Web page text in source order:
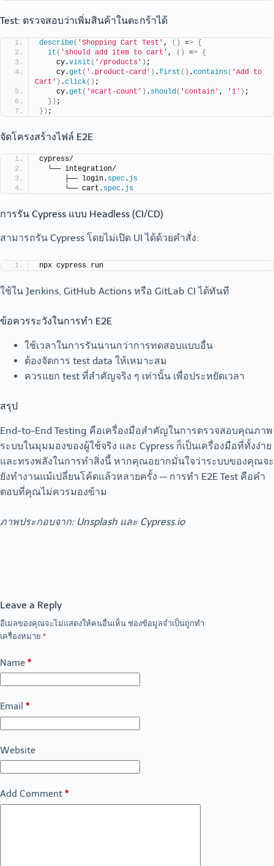
Test: ตรวจสอบว่าเพิ่มสินค้าในตะกร้าได้
describe( 'Shopping Cart Test' , () => {
it ( 'should add item to cart' , () => {
    cy.
visit ( '/products' ) ;
    cy.
get ( '.product-card' ) .first () .contains( 'Add to
Cart' ) .click() ;
    cy.
get ( '#cart-count' ) . should ( 'contain' , '1' ) ;
}) ;
}) ;
จัดโครงสร้างไฟล์ E2E
cypress/
  └── integration/
      ├── login.
spec. js
      └── cart.
spec. js
การรัน Cypress แบบ Headless (CI/CD)
สามารถรัน Cypress โดยไม่เปิด UI ได้ด้วยคำสั่ง:
npx cypress run
ใช้ใน Jenkins, GitHub Actions หรือ GitLab CI ได้ทันที
ข้อควรระวังในการทำ E2E
ใช้เวลาในการรันนานกว่าการทดสอบแบบอื่น
ต้องจัดการ test data ให้เหมาะสม
ควรแยก test ที่สำคัญจริง ๆ เท่านั้น เพื่อประหยัดเวลา
สรุป
End-to-End Testing คือเครื่องมือสำคัญในการตรวจสอบคุณภาพ
ระบบในมุมมองของผู้ใช้จริง และ Cypress ก็เป็นเครื่องมือที่ทั้งง่าย
และทรงพลังในการทำสิ่งนี้ หากคุณอยากมั่นใจว่าระบบของคุณจะ
ยังทำงานแม้เปลี่ยนโค้ดแล้วหลายครั้ง — การทำ E2E Test คือคำ
ตอบที่คุณไม่ควรมองข้าม
ภาพประกอบจาก: Unsplash และ Cypress.io
Leave a Reply
อีเมลของคุณจะไม่แสดงให้คนอื่นเห็น ช่องข้อมูลจำเป็นถูกทำ
เครื่องหมาย *
Name *
Email *
Website
Add Comment *